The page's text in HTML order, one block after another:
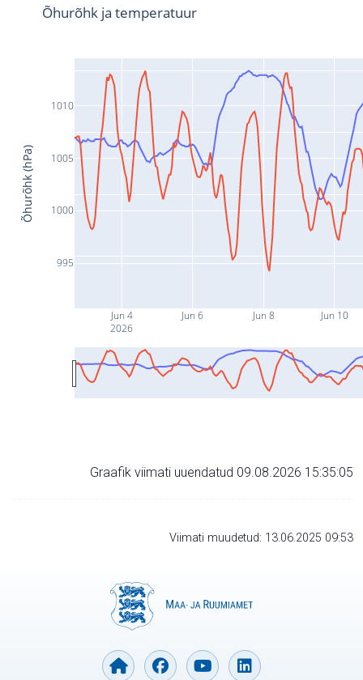
Jun 4
2026
Jun 6 Jun 8 Jun 10
995
1000
1005
1010
Õhurõhk ja temperatuur
Õhurõhk (hPa)
Graafik viimati uuendatud 09.08.2026 15:35:05
Viimati muudetud: 13.06.2025 09:53